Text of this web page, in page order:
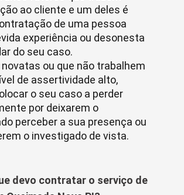
ao cliente e um deles é
de uma pessoa
experiência ou desonesta
do seu caso.
ou que não trabalhem
de assertividade alto,
o seu caso a perder
por deixarem o
perceber a sua presença ou
o investigado de vista.
devo contratar o serviço de